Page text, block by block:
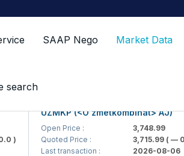
SAAP Nego Market Data
search
UZMKP (<O'zmetkombinat> AJ)
Open Price :
3,748.99
Quoted Price :
3,715.99( — 0.0 )
Last transaction :
2026-08-06